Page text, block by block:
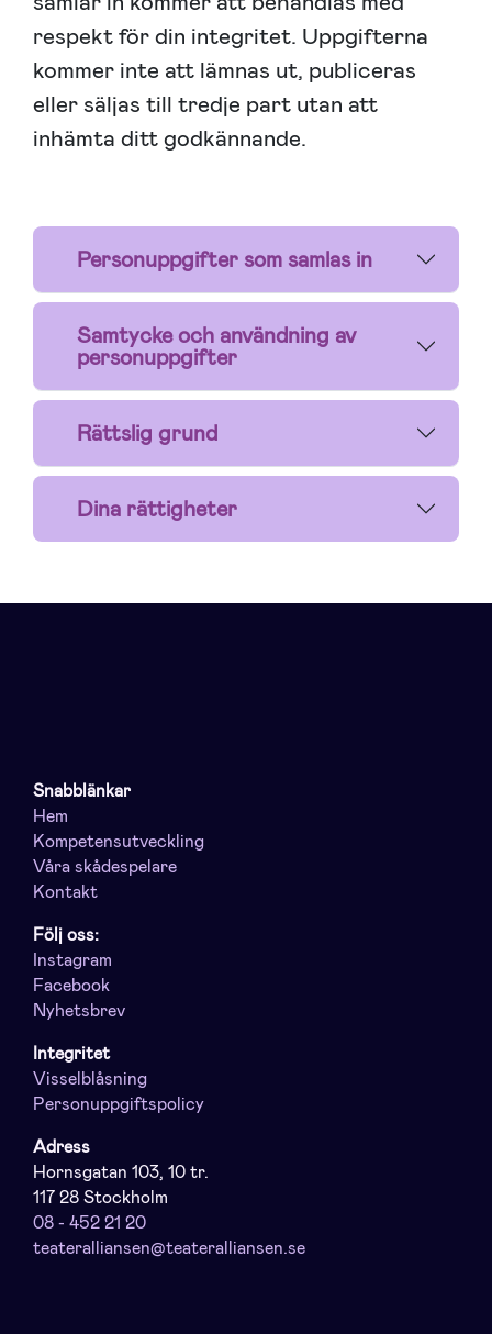
respekt för din integritet. Uppgifterna
kommer inte att lämnas ut, publiceras
eller säljas till tredje part utan att
inhämta ditt godkännande.
Personuppgifter som samlas in
Samtycke och användning av
personuppgifter
Rättslig grund
Dina rättigheter
Snabblänkar
Hem
Kompetensutveckling
Våra skådespelare
Kontakt
Följ oss:
Instagram
Facebook
Nyhetsbrev
Integritet
Visselblåsning
Personuppgiftspolicy
Adress
Hornsgatan 103, 10 tr.
117 28 Stockholm
08 - 452 21 20
teateralliansen@teateralliansen.se